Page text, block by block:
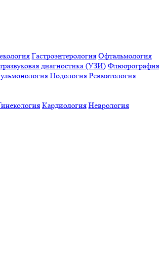
Гастроэнтерология Офтальмология
диагностика (УЗИ) Флюорография
Подология Ревматология
Кардиология Неврология